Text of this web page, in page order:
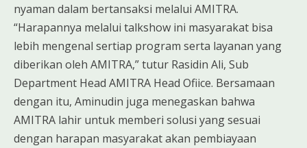
nyaman dalam bertansaksi melalui AMITRA.
“Harapannya melalui talkshow ini masyarakat bisa
lebih mengenal sertiap program serta layanan yang
diberikan oleh AMITRA,” tutur Rasidin Ali, Sub
Department Head AMITRA Head Ofiice. Bersamaan
dengan itu, Aminudin juga menegaskan bahwa
AMITRA lahir untuk memberi solusi yang sesuai
dengan harapan masyarakat akan pembiayaan